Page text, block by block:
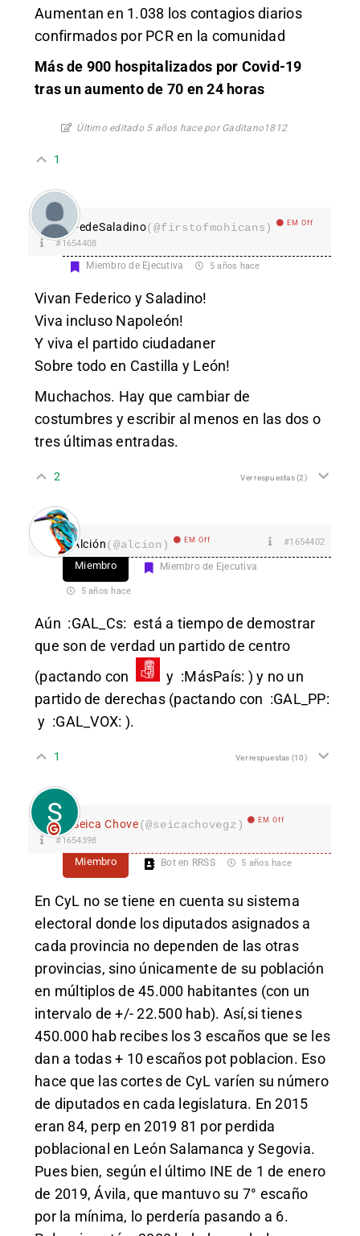
Aumentan en 1.038 los contagios diarios
confirmados por PCR en la comunidad
Más de 900 hospitalizados por Covid-19
tras un aumento de 70 en 24 horas
Último editado 5 años hace por Gaditano1812
1
FedeSaladino(@firstofmohicans) EM Off
#1654408
Miembro de Ejecutiva 5 años hace
Vivan Federico y Saladino!
Viva incluso Napoleón!
Y viva el partido ciudadaner
Sobre todo en Castilla y León!
Muchachos. Hay que cambiar de
costumbres y escribir al menos en las dos o
tres últimas entradas.
2 Ver respuestas(2)
Alción(@alcion) EM Off #1654402
Miembro Miembro de Ejecutiva
5 años hace
Aún :GAL_Cs: está a tiempo de demostrar
que son de verdad un partido de centro
(pactando con
y :MásPaís: ) y no un
partido de derechas (pactando con :GAL_PP:
y :GAL_VOX: ).
1 Ver respuestas (10)
Seica Chove(@seicachovegz) EM Off
#1654398
Miembro Bot en RRSS 5 años hace
En CyL no se tiene en cuenta su sistema
electoral donde los diputados asignados a
cada provincia no dependen de las otras
provincias, sino únicamente de su población
en múltiplos de 45.000 habitantes (con un
intervalo de +/- 22.500 hab). Así,si tienes
450.000 hab recibes los 3 escaños que se les
dan a todas + 10 escaños pot poblacion. Eso
hace que las cortes de CyL varíen su número
de diputados en cada legislatura. En 2015
eran 84, perp en 2019 81 por perdida
poblacional en León Salamanca y Segovia.
Pues bien, según el último INE de 1 de enero
de 2019, Ávila, que mantuvo su 7° escaño
por la mínima, lo perdería pasando a 6.